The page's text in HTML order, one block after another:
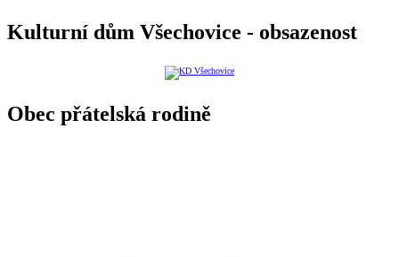
Kulturní dům Všechovice - obsazenost
Obec přátelská rodině